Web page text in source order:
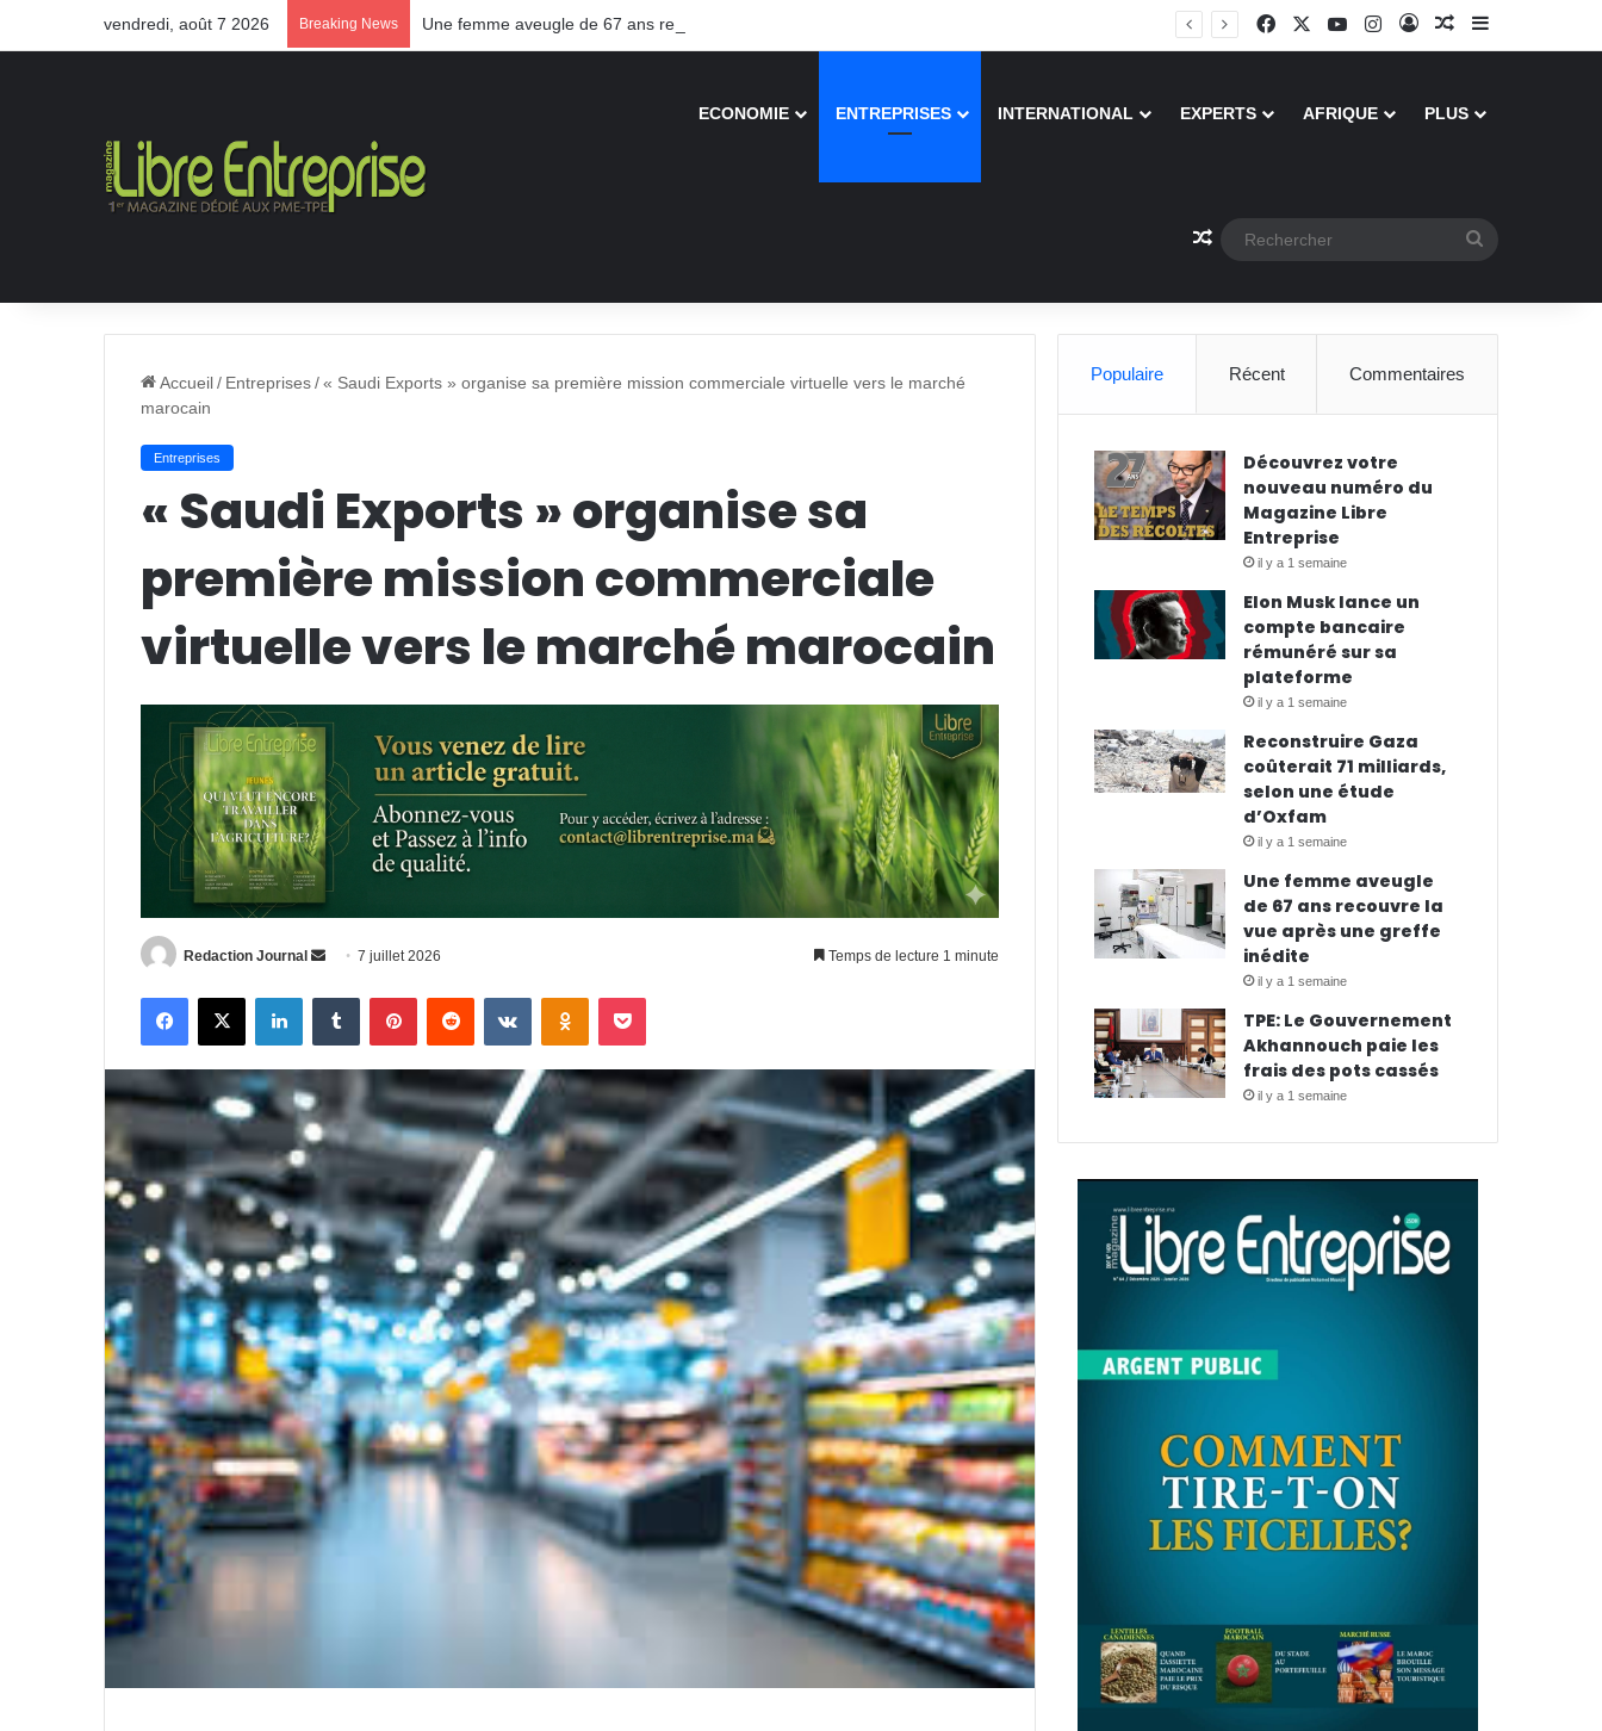
vendredi, août 7 2026 Breaking News Une femme aveugle de 67 ans recouvre la vue après une greffe inédite FacebookYouTubeInstagramConnexion
Article Aléatoire
Sidebar
ECONOMIE ENTREPRISES INTERNATIONAL EXPERTS AFRIQUE PLUS
Article Aléatoire
Accueil/ Entreprises/« Saudi Exports » organise sa première mission commerciale virtuelle vers le marché
marocain
Entreprises
« Saudi Exports » organise sa
première mission commerciale
virtuelle vers le marché marocain
Redaction Journal
Envoyer
courriel
7 juillet 2026 Temps de lecture 1 minute
Facebook
X LinkedinTumblr PinterestReddit VKontakteOdnoklassniki
Pocket
Populaire Récent Commentaires
Découvrez votre
nouveau numéro du
Magazine Libre
Entreprise
il y a 1 semaine
Elon Musk lance un
compte bancaire
rémunéré sur sa
plateforme
il y a 1 semaine
Reconstruire Gaza
coûterait 71 milliards,
selon une étude
d’Oxfam
il y a 1 semaine
Une femme aveugle
de 67 ans recouvre la
vue après une greffe
inédite
il y a 1 semaine
TPE: Le Gouvernement
Akhannouch paie les
frais des pots cassés
il y a 1 semaine